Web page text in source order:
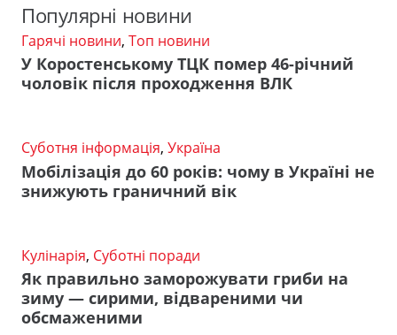
Популярні новини
Гарячі новини, Топ новини
У Коростенському ТЦК помер 46-річний
чоловік після проходження ВЛК
Суботня інформація, Україна
Мобілізація до 60 років: чому в Україні не
знижують граничний вік
Кулінарія, Суботні поради
Як правильно заморожувати гриби на
зиму — сирими, відвареними чи
обсмаженими